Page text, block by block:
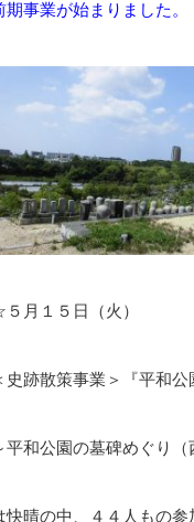
期事業が始まりました。
月１５日（火）
史跡散策事業＞『平和
平和公園の墓碑めぐり（
快晴の中、４４人もの参